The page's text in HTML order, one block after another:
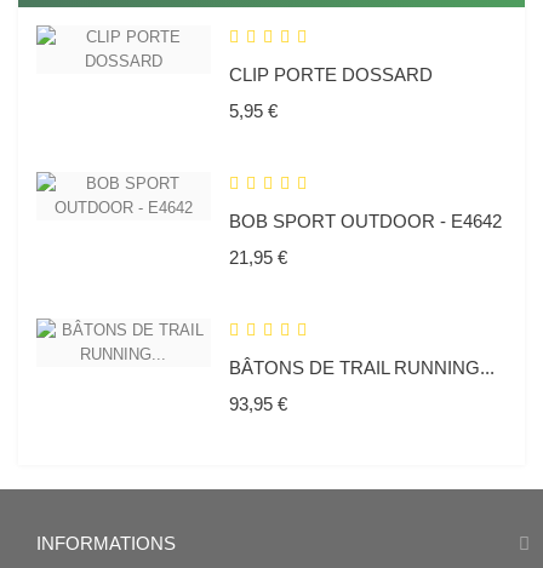
CLIP PORTE DOSSARD
5,95 €Prix
BOB SPORT OUTDOOR - E4642
21,95 €Prix
BÂTONS DE TRAIL RUNNING...
93,95 €Prix
INFORMATIONS